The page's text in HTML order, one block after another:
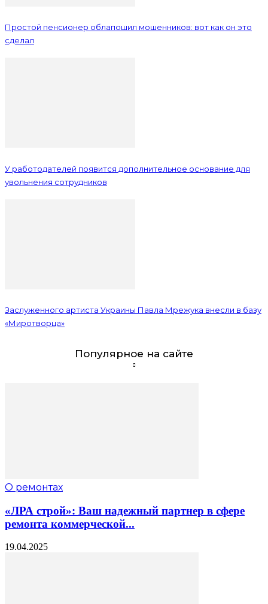
Простой пенсионер облапошил мошенников: вот как он это
сделал
У работодателей появится дополнительное основание для
увольнения сотрудников
Заслуженного артиста Украины Павла Мрежука внесли в базу
«Миротворца»
Популярное на сайте
О ремонтах
«ЛРА строй»: Ваш надежный партнер в сфере
ремонта коммерческой...
19.04.2025